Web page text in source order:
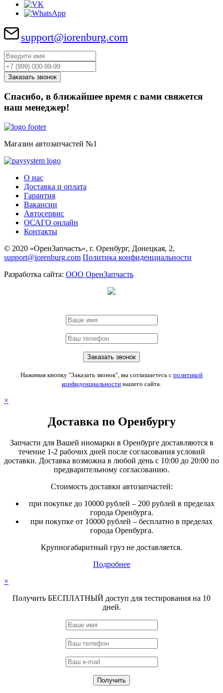
support@iorenburg.com
Спасибо, в ближайшее время с вами свяжется
наш менеджер!
Магазин автозапчастей №1
О нас
Доставка и оплата
Гарантия
Вакансии
Автосервис
ОСАГО онлайн
Контакты
© 2020 «ОренЗапчасть», г. Оренбург, Донецкая, 2,
support@iorenburg.com Политика конфиденциальности
Разработка сайта: ООО ОренЗапчасть
Нажимая кнопку "Заказать звонок", вы соглашаетесь с политикой
конфиденциальности нашего сайта.
×
Доставка по Оренбургу
Запчасти для Вашей иномарки в Оренбурге доставляются в
течение 1-2 рабочих дней после согласования условий
доставки. Доставка возможна в любой день с 10:00 до 20:00 по
предварительному согласованию.
Стоимость доставки автозапчастей:
при покупке до 10000 рублей – 200 рублей в пределах
города Оренбурга.
при покупке от 10000 рублей – бесплатно в пределах
города Оренбурга.
Крупногабаритный груз не доставляется.
Подробнее
×
Получить БЕСПЛАТНЫЙ доступ для тестирования на 10
дней.